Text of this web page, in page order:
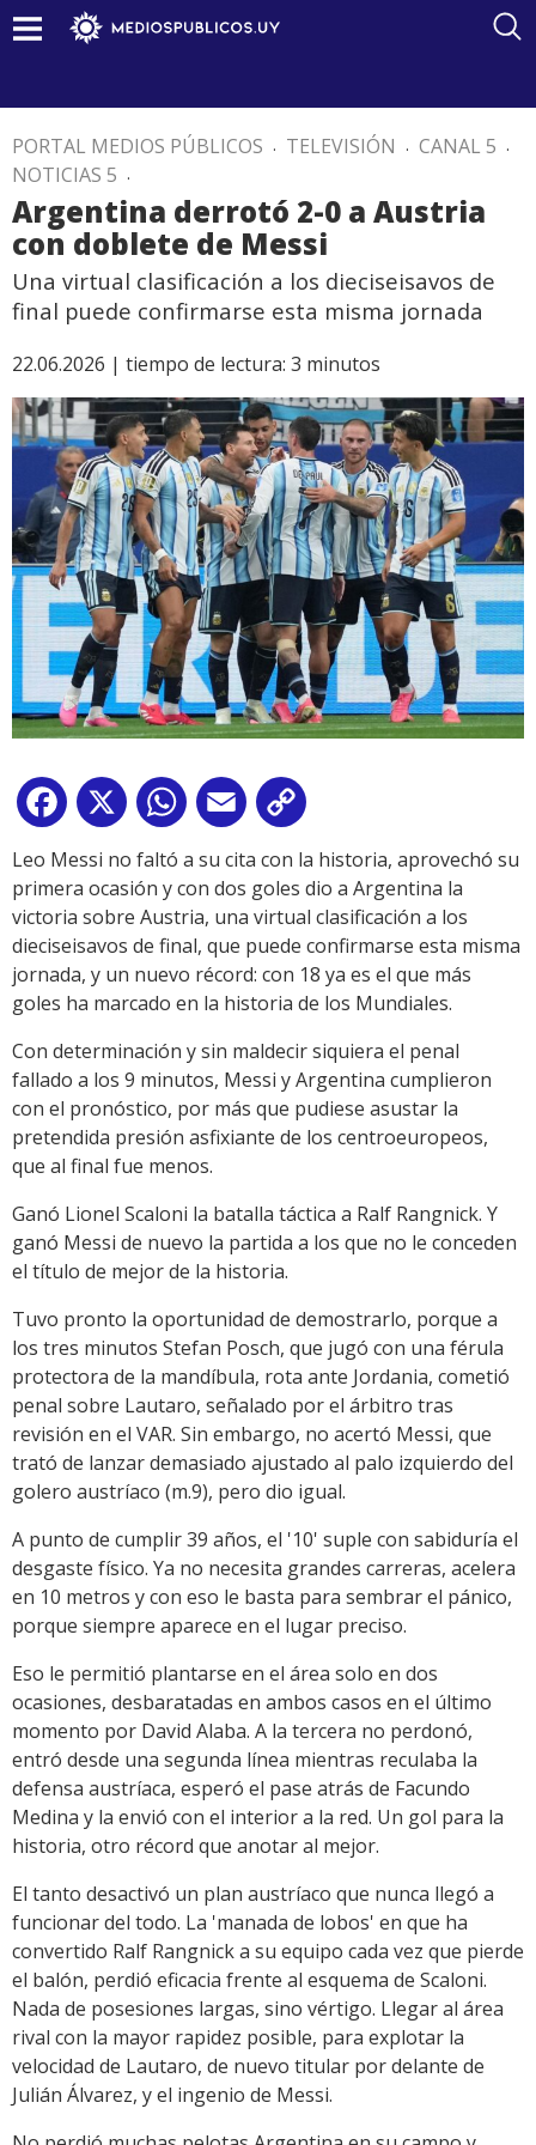
PORTAL MEDIOS PÚBLICOS . TELEVISIÓN . CANAL 5 .
NOTICIAS 5 .
Argentina derrotó 2-0 a Austria
con doblete de Messi
Una virtual clasificación a los dieciseisavos de
final puede confirmarse esta misma jornada
22.06.2026 | tiempo de lectura: 3 minutos
Facebook
X WhatsApp
Email
Link
Leo Messi no faltó a su cita con la historia, aprovechó su
primera ocasión y con dos goles dio a Argentina la
victoria sobre Austria, una virtual clasificación a los
dieciseisavos de final, que puede confirmarse esta misma
jornada, y un nuevo récord: con 18 ya es el que más
goles ha marcado en la historia de los Mundiales.
Con determinación y sin maldecir siquiera el penal
fallado a los 9 minutos, Messi y Argentina cumplieron
con el pronóstico, por más que pudiese asustar la
pretendida presión asfixiante de los centroeuropeos,
que al final fue menos.
Ganó Lionel Scaloni la batalla táctica a Ralf Rangnick. Y
ganó Messi de nuevo la partida a los que no le conceden
el título de mejor de la historia.
Tuvo pronto la oportunidad de demostrarlo, porque a
los tres minutos Stefan Posch, que jugó con una férula
protectora de la mandíbula, rota ante Jordania, cometió
penal sobre Lautaro, señalado por el árbitro tras
revisión en el VAR. Sin embargo, no acertó Messi, que
trató de lanzar demasiado ajustado al palo izquierdo del
golero austríaco (m.9), pero dio igual.
A punto de cumplir 39 años, el '10' suple con sabiduría el
desgaste físico. Ya no necesita grandes carreras, acelera
en 10 metros y con eso le basta para sembrar el pánico,
porque siempre aparece en el lugar preciso.
Eso le permitió plantarse en el área solo en dos
ocasiones, desbaratadas en ambos casos en el último
momento por David Alaba. A la tercera no perdonó,
entró desde una segunda línea mientras reculaba la
defensa austríaca, esperó el pase atrás de Facundo
Medina y la envió con el interior a la red. Un gol para la
historia, otro récord que anotar al mejor.
El tanto desactivó un plan austríaco que nunca llegó a
funcionar del todo. La 'manada de lobos' en que ha
convertido Ralf Rangnick a su equipo cada vez que pierde
el balón, perdió eficacia frente al esquema de Scaloni.
Nada de posesiones largas, sino vértigo. Llegar al área
rival con la mayor rapidez posible, para explotar la
velocidad de Lautaro, de nuevo titular por delante de
Julián Álvarez, y el ingenio de Messi.